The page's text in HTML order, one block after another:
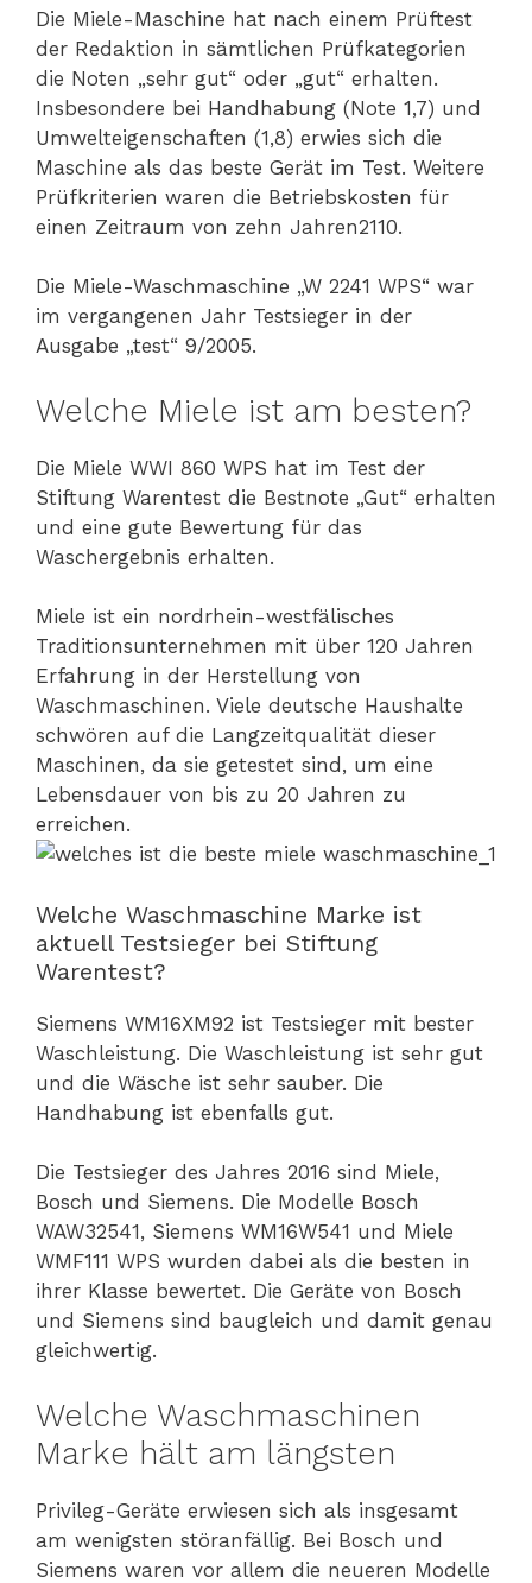
Die Miele-Maschine hat nach einem Prüftest
der Redaktion in sämtlichen Prüfkategorien
die Noten „sehr gut“ oder „gut“ erhalten.
Insbesondere bei Handhabung (Note 1,7) und
Umwelteigenschaften (1,8) erwies sich die
Maschine als das beste Gerät im Test. Weitere
Prüfkriterien waren die Betriebskosten für
einen Zeitraum von zehn Jahren2110.
Die Miele-Waschmaschine „W 2241 WPS“ war
im vergangenen Jahr Testsieger in der
Ausgabe „test“ 9/2005.
Welche Miele ist am besten?
Die Miele WWI 860 WPS hat im Test der
Stiftung Warentest die Bestnote „Gut“ erhalten
und eine gute Bewertung für das
Waschergebnis erhalten.
Miele ist ein nordrhein-westfälisches
Traditionsunternehmen mit über 120 Jahren
Erfahrung in der Herstellung von
Waschmaschinen. Viele deutsche Haushalte
schwören auf die Langzeitqualität dieser
Maschinen, da sie getestet sind, um eine
Lebensdauer von bis zu 20 Jahren zu
erreichen.
Welche Waschmaschine Marke ist
aktuell Testsieger bei Stiftung
Warentest?
Siemens WM16XM92 ist Testsieger mit bester
Waschleistung. Die Waschleistung ist sehr gut
und die Wäsche ist sehr sauber. Die
Handhabung ist ebenfalls gut.
Die Testsieger des Jahres 2016 sind Miele,
Bosch und Siemens. Die Modelle Bosch
WAW32541, Siemens WM16W541 und Miele
WMF111 WPS wurden dabei als die besten in
ihrer Klasse bewertet. Die Geräte von Bosch
und Siemens sind baugleich und damit genau
gleichwertig.
Welche Waschmaschinen
Marke hält am längsten
Privileg-Geräte erwiesen sich als insgesamt
am wenigsten störanfällig. Bei Bosch und
Siemens waren vor allem die neueren Modelle